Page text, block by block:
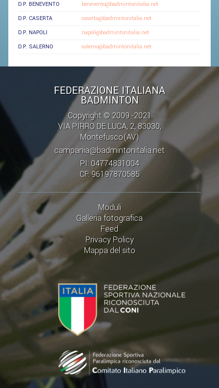
D.P. BENEVENTO
benevento@badmintonitalia.net
D.P. CASERTA
caserta@badmintonitalia.net
D.P. NAPOLI
napoli@badmintonitalia.net
D.P. SALERNO
salerno@badmintonitalia.net
FEDERAZIONE ITALIANA
BADMINTON
Copyright © 2009 -2021
VIA PIRRO DE LUCA, 2, 83030,
Montefusco(AV)
campania@badmintonitalia.net
PI: 04774831004
CF: 96197870585
Moduli
Galleria fotografica
Feed
Privacy Policy
Mappa del sito